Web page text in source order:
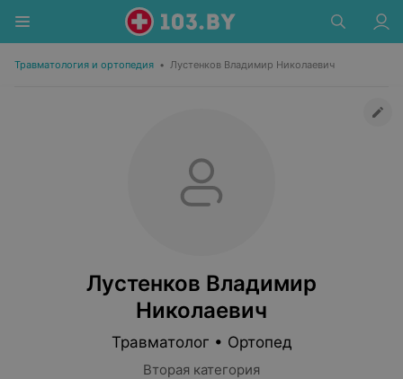
Травматология и ортопедия • Лустенков Владимир Николаевич
Лустенков Владимир
Николаевич
Травматолог • Ортопед
Вторая категория